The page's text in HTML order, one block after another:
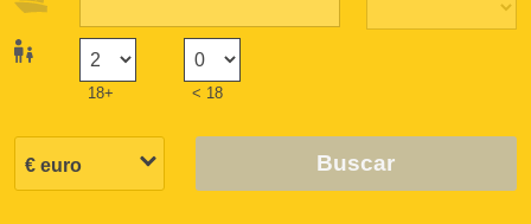
18+ < 18
Buscar